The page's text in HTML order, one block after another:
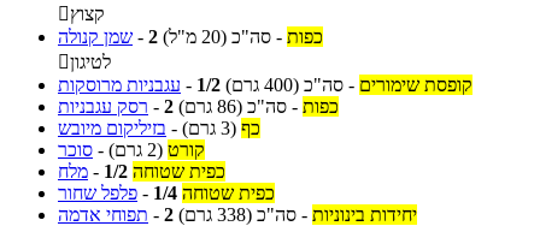
קצוץ
שמן קנולה - 2 כפות - סה"כ (20 מ"ל)
לטיגון
עגבניות מרוסקות - 1/2 קופסת שימורים - סה"כ (400 גרם)
רסק עגבניות - 2 כפות - סה"כ (86 גרם)
בזיליקום מיובש - כף (3 גרם)
סוכר - קורט (2 גרם)
מלח - 1/2 כפית שטוחה
פלפל שחור - 1/4 כפית שטוחה
תפוחי אדמה - 2 יחידות בינוניות - סה"כ (338 גרם)